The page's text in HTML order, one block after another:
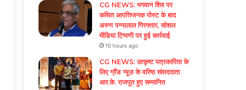
CG NEWS: भगवान शिव पर
कथित आपत्तिजनक पोस्ट के बाद
अरुण पन्नालाल गिरफ्तार, सोशल
मीडिया टिप्पणी पर हुई कार्रवाई
10 hours ago
CG NEWS: उत्कृष्ट पत्रकारिता के
लिए ग्रैंड न्यूज़ के वरिष्ठ संवाददाता
आर.के. राजपूत हुए सम्मानित